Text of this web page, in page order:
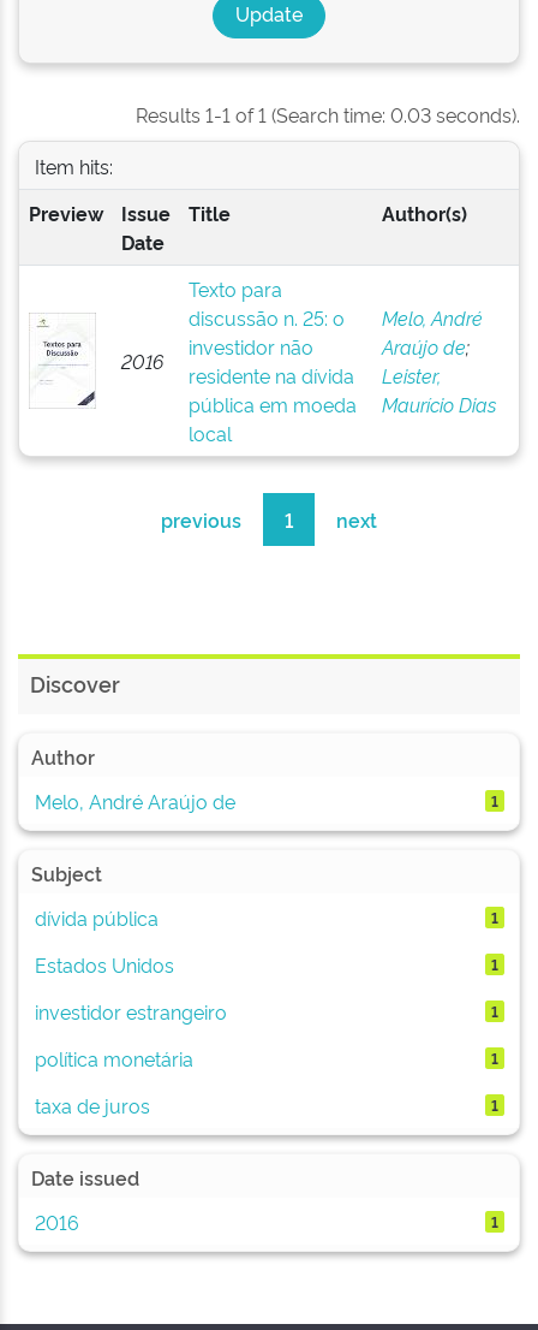
Results 1-1 of 1 (Search time: 0.03 seconds).
Item hits:
Preview
Issue
Date
Title Author(s)
2016
Texto para
discussão n. 25: o
investidor não
residente na dívida
pública em moeda
local
Melo, André
Araújo de;
Leister,
Maurício Dias
previous 1 next
Discover
Author
Melo, André Araújo de
1
Subject
dívida pública
1
Estados Unidos 1
investidor estrangeiro 1
política monetária 1
taxa de juros 1
Date issued
2016
1